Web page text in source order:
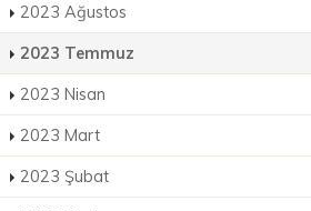
2023 Ağustos
2023 Temmuz
2023 Nisan
2023 Mart
2023 Şubat